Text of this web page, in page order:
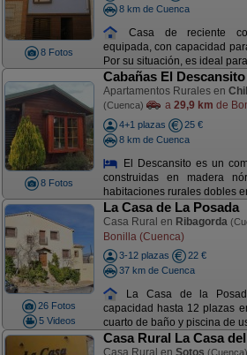
8 Fotos
8 km de Cuenca
Casa de reciente
equipada, con capacidad
Por su situación, es ideal
8 Fotos
Cabañas El Descansito
Apartamentos Rurales en
(Cuenca) a 29,9 km de
4+1 plazas
25 €
8 km de Cuenca
El Descansito es un
construidas en madera
habitaciones rurales dobles
26 Fotos
5 Videos
La Casa de La Posada
Casa Rural en Ribagorda
Bonilla (Cuenca)
3-12 plazas
22 €
37 km de Cuenca
La Casa de la
capacidad hasta 12 plazas
cuarto de baño y piscina de
Casa Rural La Casa
Casa Rural en Sotos (Cuenca)